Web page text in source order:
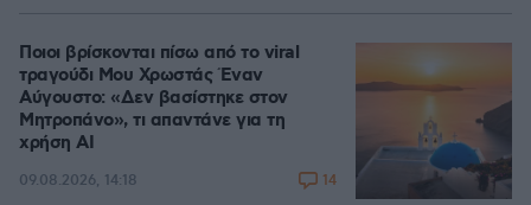
Ποιοι βρίσκονται πίσω από το viral
τραγούδι Μου Χρωστάς Έναν
Αύγουστο: «Δεν βασίστηκε στον
Μητροπάνο», τι απαντάνε για τη
χρήση AI
09.08.2026, 14:18 14